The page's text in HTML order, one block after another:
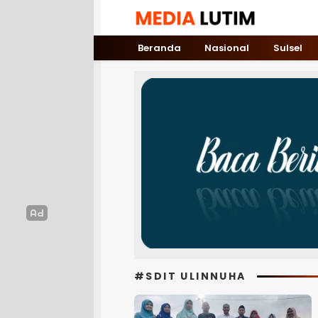
Media Lutim
Info untuk Lutim
Beranda Nasional Sulsel
#SDIT ULINNUHA